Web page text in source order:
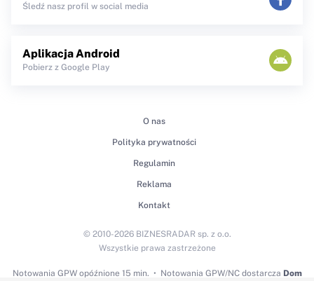
Śledź nasz profil w social media
Aplikacja Android
Pobierz z Google Play
O nas
Polityka prywatności
Regulamin
Reklama
Kontakt
Notowania GPWopóźnione 15 min. Notowania GPW/NC dostarcza Dom
© 2010-2026 BIZNESRADAR sp. z o.o.
Wszystkie prawa zastrzeżone